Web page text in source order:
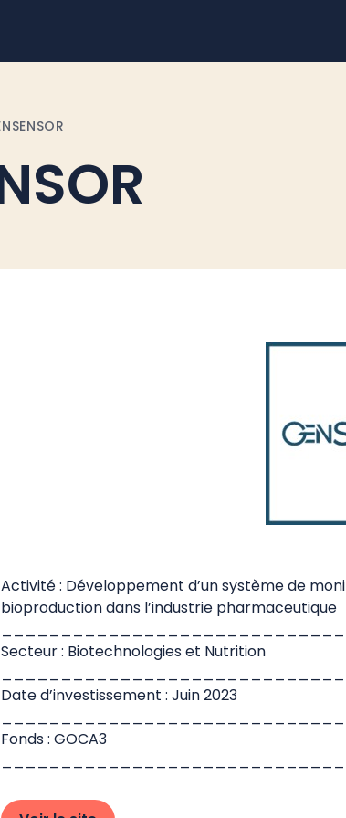
Activité : Développement d’un système de
bioproduction dans l’industrie pharmaceutique
Secteur : Biotechnologies et Nutrition
Date d’investissement : Juin 2023
Fonds : GOCA3